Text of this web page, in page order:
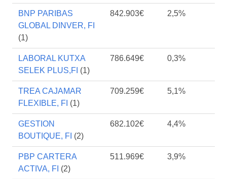
BNP PARIBAS
GLOBAL DINVER, FI
(1)
842.903€ 2,5%
LABORAL KUTXA
SELEK PLUS,FI (1)
786.649€ 0,3%
TREA CAJAMAR
FLEXIBLE, FI (1)
709.259€ 5,1%
GESTION
BOUTIQUE, FI (2)
682.102€ 4,4%
PBP CARTERA
ACTIVA, FI (2)
511.969€ 3,9%